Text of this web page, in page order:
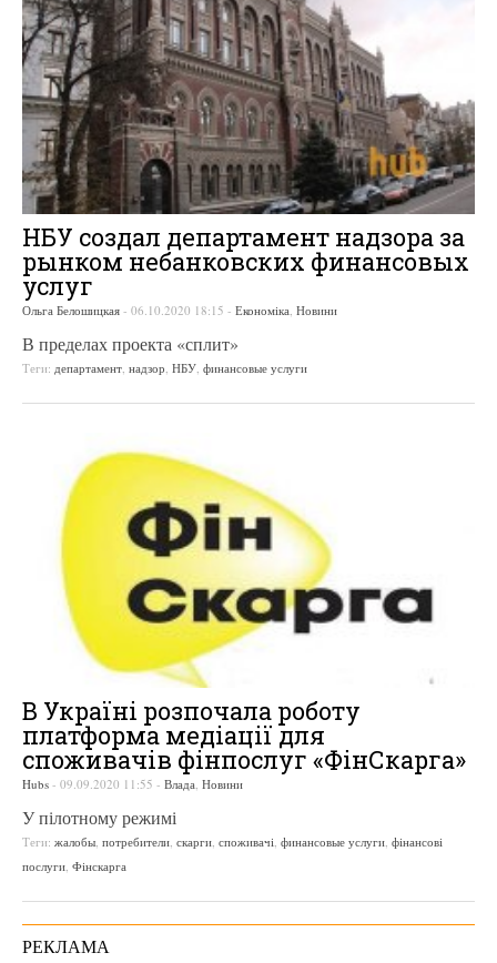
НБУ создал департамент надзора за
рынком небанковских финансовых
услуг
Ольга Белошицкая - 06.10.2020 18:15 - Економіка Новини
В пределах проекта «сплит»
Теги: департамент надзор НБУ финансовые услуги
В Україні розпочала роботу
платформа медіації для
споживачів фінпослуг «ФінСкарга»
Hubs - 09.09.2020 11:55 - Влада, Новини
У пілотному режимі
Теги: жалобы, потребители, скарги, споживачі, финансовые услуги, фінансові
послуги, Фінскарга
РЕКЛАМА